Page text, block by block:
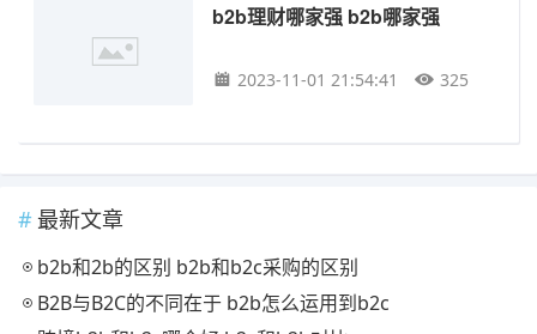
b2b理财哪家强 b2b哪家强
2023-11-01 21:54:41 325
最新文章
b2b和2b的区别 b2b和b2c采购的区别
B2B与B2C的不同在于 b2b怎么运用到b2c